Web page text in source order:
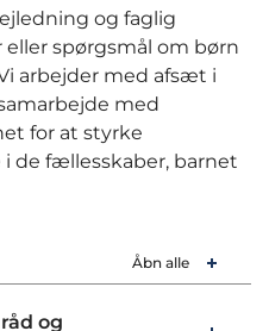
og faglig
spørgsmål om børn
arbejder med afsæt i
med
for at styrke
de fællesskaber, barnet
Åbn alle
og